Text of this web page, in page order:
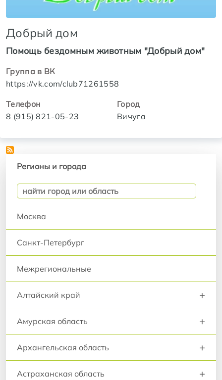
Добрый дом
Помощь бездомным животным "Добрый дом"
Группа в ВК
https://vk.com/club71261558
Телефон
8 (915) 821-05-23
Город
Вичуга
Регионы и города
Москва
Санкт-Петербург
Межрегиональные
Алтайский край +
Амурская область +
Архангельская область +
Астраханская область +